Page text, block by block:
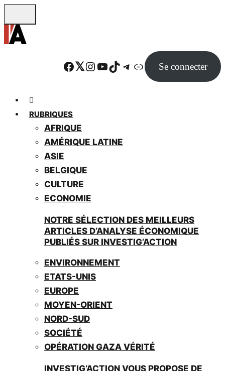
to
main
Facebook Twitter Instagram YouTube TikTok Telegram Lien Se connecter
RUBRIQUES
AFRIQUE
AMÉRIQUE LATINE
ASIE
BELGIQUE
CULTURE
ECONOMIE
NOTRE SÉLECTION DES MEILLEURS
ARTICLES D’ANALYSE ÉCONOMIQUE
PUBLIÉS SUR INVESTIG’ACTION
ENVIRONNEMENT
ETATS-UNIS
EUROPE
MOYEN-ORIENT
NORD-SUD
SOCIÉTÉ
OPÉRATION GAZA VÉRITÉ
INVESTIG’ACTION VOUS PROPOSE DE